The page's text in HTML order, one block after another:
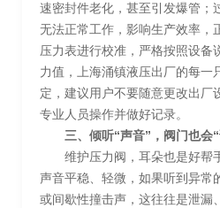
速密封件老化，甚至引发爆管；
无法正常工作，影响生产效率，
压力表进行校准，严格按照设备
力值，上海涌镇液压出厂的每一
定，建议用户不要随意更改出厂
专业人员操作并做好记录。
三、倾听“声音”，阀门也会
维护压力阀，耳朵也是好帮
声音平稳、轻微，如果听到异常
或间歇性撞击声，这往往是泄漏